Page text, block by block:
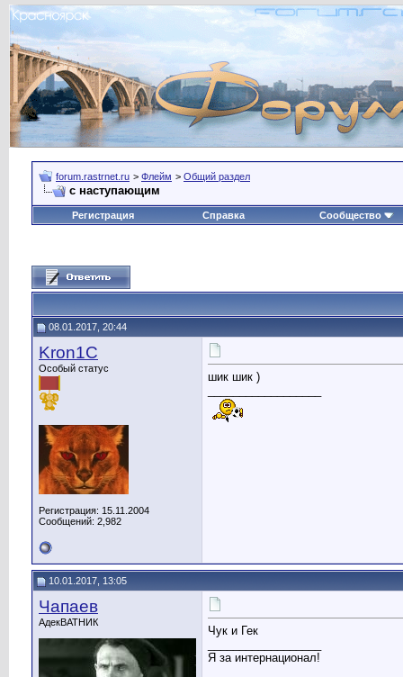
forum.rastrnet.ru > Флейм > Общий раздел
с наступающим
Регистрация Справка Сообщество
08.01.2017, 20:44
Kron1C
Особый статус
Регистрация: 15.11.2004
Сообщений: 2,982
шик шик )
10.01.2017, 13:05
Чапаев
АдекВАТНИК
Чук и Гек
Я за интернационал!